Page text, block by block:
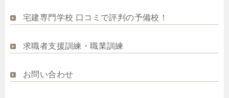
宅建専門学校 口コミで評判の予備校！
求職者支援訓練・職業訓練
お問い合わせ